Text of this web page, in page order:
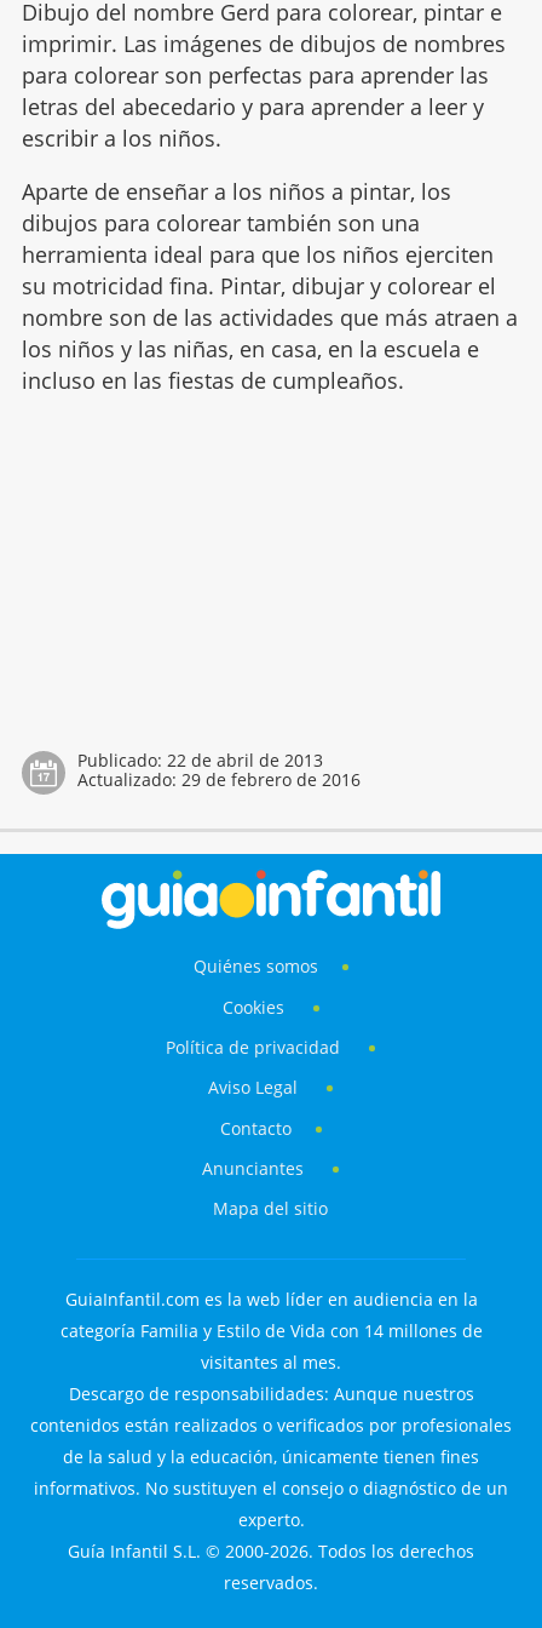
Dibujo del nombre Gerd para colorear, pintar e
imprimir. Las imágenes de dibujos de nombres
para colorear son perfectas para aprender las
letras del abecedario y para aprender a leer y
escribir a los niños.
Aparte de enseñar a los niños a pintar, los
dibujos para colorear también son una
herramienta ideal para que los niños ejerciten
su motricidad fina. Pintar, dibujar y colorear el
nombre son de las actividades que más atraen a
los niños y las niñas, en casa, en la escuela e
incluso en las fiestas de cumpleaños.
Publicado: 22 de abril de 2013
Actualizado: 29 de febrero de 2016
Quiénes somos
Cookies
Política de privacidad
Aviso Legal
Contacto
Anunciantes
Mapa del sitio
GuiaInfantil.com es la web líder en audiencia en la
categoría Familia y Estilo de Vida con 14 millones de
visitantes al mes.
Descargo de responsabilidades: Aunque nuestros
contenidos están realizados o verificados por profesionales
de la salud y la educación, únicamente tienen fines
informativos. No sustituyen el consejo o diagnóstico de un
experto.
Guía Infantil S.L. © 2000-2026. Todos los derechos
reservados.